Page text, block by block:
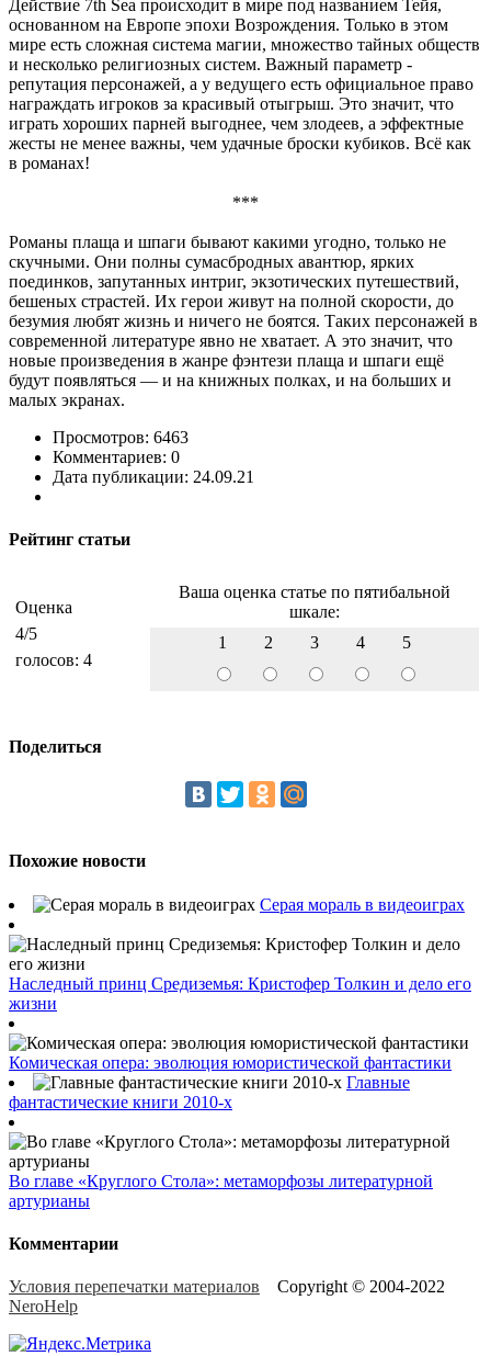
Действие 7th Sea происходит в мире под названием Тейя,
основанном на Европе эпохи Возрождения. Только в этом
мире есть сложная система магии, множество тайных обществ
и несколько религиозных систем. Важный параметр -
репутация персонажей, а у ведущего есть официальное право
награждать игроков за красивый отыгрыш. Это значит, что
играть хороших парней выгоднее, чем злодеев, а эффектные
жесты не менее важны, чем удачные броски кубиков. Всё как
в романах!
***
Романы плаща и шпаги бывают какими угодно, только не
скучными. Они полны сумасбродных авантюр, ярких
поединков, запутанных интриг, экзотических путешествий,
бешеных страстей. Их герои живут на полной скорости, до
безумия любят жизнь и ничего не боятся. Таких персонажей в
современной литературе явно не хватает. А это значит, что
новые произведения в жанре фэнтези плаща и шпаги ещё
будут появляться — и на книжных полках, и на больших и
малых экранах.
Просмотров: 6463
Комментариев: 0
Дата публикации: 24.09.21
Рейтинг статьи
Оценка
4/5
голосов: 4
Ваша оценка статье по пятибальной
шкале:
1
2 3 4 5
Поделиться
Похожие новости
Серая мораль в видеоиграх
Наследный принц Средиземья: Кристофер Толкин и дело его
жизни
Комическая опера: эволюция юмористической фантастики
Главные
фантастические книги 2010-х
Во главе «Круглого Стола»: метаморфозы литературной
артурианы
Комментарии
Условия перепечатки материалов Copyright © 2004-2022
NeroHelp